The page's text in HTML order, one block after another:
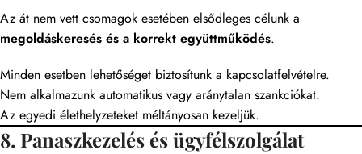
Az át nem vett csomagok esetében elsődleges célunk a
megoldáskeresés és a korrekt együttműködés.
Minden esetben lehetőséget biztosítunk a kapcsolatfelvételre.
Nem alkalmazunk automatikus vagy aránytalan szankciókat.
Az egyedi élethelyzeteket méltányosan kezeljük.
8. Panaszkezelés és ügyfélszolgálat